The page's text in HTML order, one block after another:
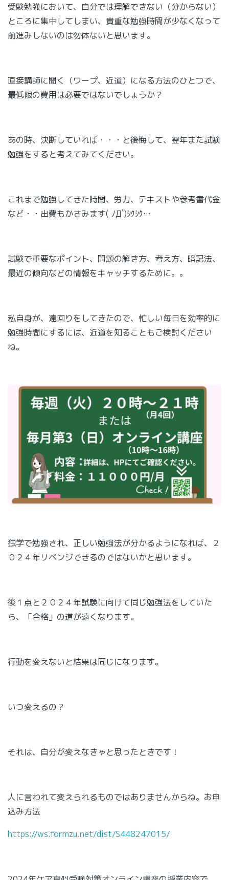
受験勉強において、自分では理解できない（分からない）
ところに集中してしまい、貴重な勉強時間が少なくなって
前進みしないのは勿体ないと思います。
直接講師に聞く（ワープ、近道）になる方法のひとつで、
最低限の費用は必要ではないでしょうか？
あの時、決断していれば・・・と後悔して、翌年また試験
勉強をすると考えてみてください。
これまで勉強してきた時間、労力、テキストや参考書代金
など・・出費もかさみます( ﾉД`)ｼｸｼｸ…
試験で重要なポイント、問題の解き方、考え方、暗記法、
最近の傾向などの情報をキャッチするために。。
私自身が、遠回りをしてきたので、忙しい毎日を効率的に
勉強時間にするには、近道を知ることもご検討ください
ね。
独学で勉強され、正しい勉強法が分かるようになれば、２
０２４年リベンジできるのではないかと思います。
後１点と２０２４年試験に向けて同じ勉強法をしていた
ら、「合格」の道が遠くなります。
行動を変えないと結果は同じになります。
いつ変えるの？
それは、自分が変えなきゃと思ったときです！
人に言われて変えられるものではありませんからね。お申
込み方法
https://ws.formzu.net/dist/S448247015/